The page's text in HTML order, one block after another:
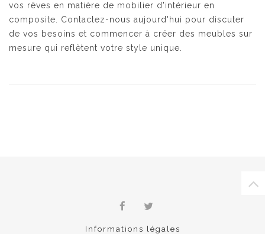
vos rêves en matière de mobilier d'intérieur en
composite. Contactez-nous aujourd'hui pour discuter
de vos besoins et commencer à créer des meubles sur
mesure qui reflètent votre style unique.
Informations légales